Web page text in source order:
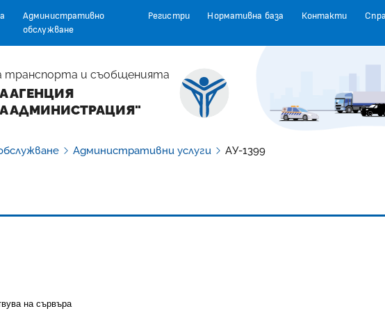
Административно
обслужване
Регистри Нормативна база Контакти
транспорта и съобщенията
АГЕНЦИЯ
АДМИНИСТРАЦИЯ"
Административни услуги АУ-1399